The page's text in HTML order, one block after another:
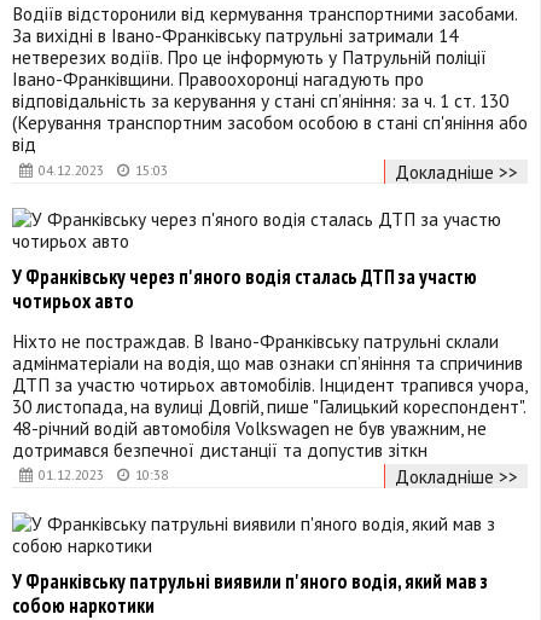
04.12.2023 15:03
Водіїв відсторонили від кермування транспортними засобами.
За вихідні в Івано-Франківську патрульні затримали 14
нетверезих водіїв. Про це інформують у Патрульній поліції
Івано-Франківщини. Правоохоронці нагадують про
відповідальність за керування у стані сп’яніння:️ за ч. 1 ст. 130
(Керування транспортним засобом особою в стані сп'яніння або
від
Докладніше >>
01.12.2023 10:38
У Франківську через п'яного водія сталась ДТП за участю
чотирьох авто
Ніхто не постраждав. В Івано-Франківську патрульні склали
адмінматеріали на водія, що мав ознаки сп’яніння та спричинив
ДТП за участю чотирьох автомобілів. Інцидент трапився учора,
30 листопада, на вулиці Довгій, пише "Галицький кореспондент".
48-річний водій автомобіля Volkswagen не був уважним, не
дотримався безпечної дистанції та допустив зіткн
Докладніше >>
У Франківську патрульні виявили п'яного водія, який мав з
собою наркотики